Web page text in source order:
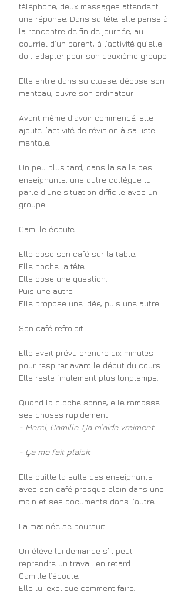
téléphone, deux messages attendent
une réponse. Dans sa tête, elle pense à
la rencontre de fin de journée, au
courriel d’un parent, à l’activité qu’elle
doit adapter pour son deuxième groupe.
Elle entre dans sa classe, dépose son
manteau, ouvre son ordinateur.
Avant même d’avoir commencé, elle
ajoute l’activité de révision à sa liste
mentale.
Un peu plus tard, dans la salle des
enseignants, une autre collègue lui
parle d’une situation difficile avec un
groupe.
Camille écoute.
Elle pose son café sur la table.
Elle hoche la tête.
Elle pose une question.
Puis une autre.
Elle propose une idée, puis une autre.
Son café refroidit.
Elle avait prévu prendre dix minutes
pour respirer avant le début du cours.
Elle reste finalement plus longtemps.
Quand la cloche sonne, elle ramasse
ses choses rapidement.
- Merci, Camille. Ça m’aide vraiment.
- Ça me fait plaisir.
Elle quitte la salle des enseignants
avec son café presque plein dans une
main et ses documents dans l’autre.
La matinée se poursuit.
Un élève lui demande s’il peut
reprendre un travail en retard.
Camille l’écoute.
Elle lui explique comment faire.